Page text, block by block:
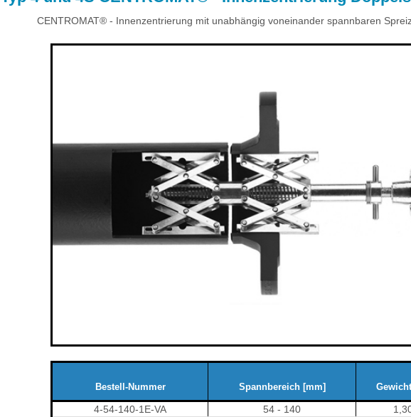
CENTROMAT® - Innenzentrierung mit unabhängig voneinander spannbaren
Bestell-Nummer Spannbereich [mm]
4-54-140-1E-VA 54 - 140